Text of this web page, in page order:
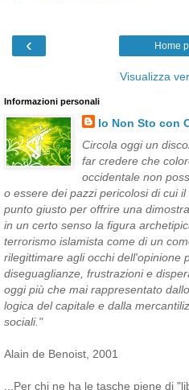
‹ Home
Visualizza
Informazioni personali
Io Non Sto con
Circola oggi un
far credere che
occidentale non
o essere dei pazzi pericolosi di cui
punto giusto per offrire una
in un certo senso la figura
terrorismo islamista come di un
rilegittimare agli occhi dell'opinione
diseguaglianze, frustrazioni e
oggi più che mai rappresentato
logica del capitale e dalla
sociali."
Alain de Benoist, 2001
...Per chi ne ha le tasche piene di